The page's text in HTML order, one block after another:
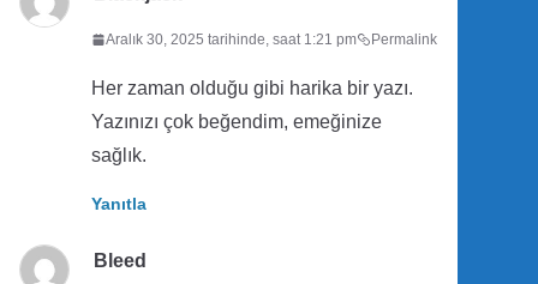
Aralık 30, 2025 tarihinde, saat 1:21 pm Permalink
Her zaman olduğu gibi harika bir yazı.
Yazınızı çok beğendim, emeğinize
sağlık.
Yanıtla
Bleed